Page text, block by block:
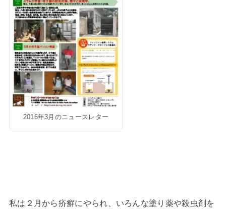
2016年3月のニュースレター
私は２月から疥癬にやられ、 いろんな塗り薬や殺虫剤を